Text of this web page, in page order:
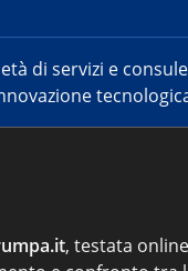
di servizi e
, testata